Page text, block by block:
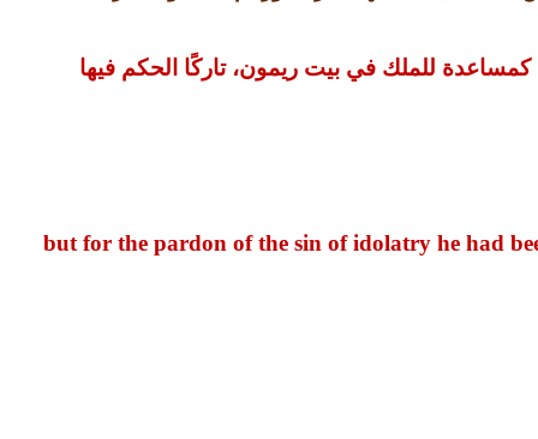
للملك في بيت ريمون، تاركًا الحكم فيها
but for the pardon of the sin of idolatry he had